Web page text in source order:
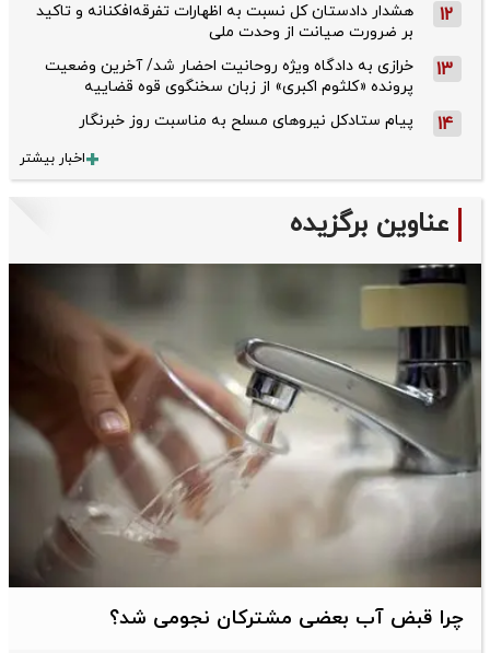
12
هشدار دادستان کل نسبت به اظهارات تفرقه‌افکنانه و تاکید
بر ضرورت صیانت از وحدت ملی
13
خرازی به دادگاه ویژه روحانیت احضار شد/ آخرین وضعیت
پرونده «کلثوم اکبری» از زبان سخنگوی قوه قضاییه
14 پیام ستادکل نیروهای مسلح به مناسبت روز خبرنگار
اخبار بیشتر
عناوین برگزیده
چرا قبض آب بعضی مشترکان نجومی شد؟